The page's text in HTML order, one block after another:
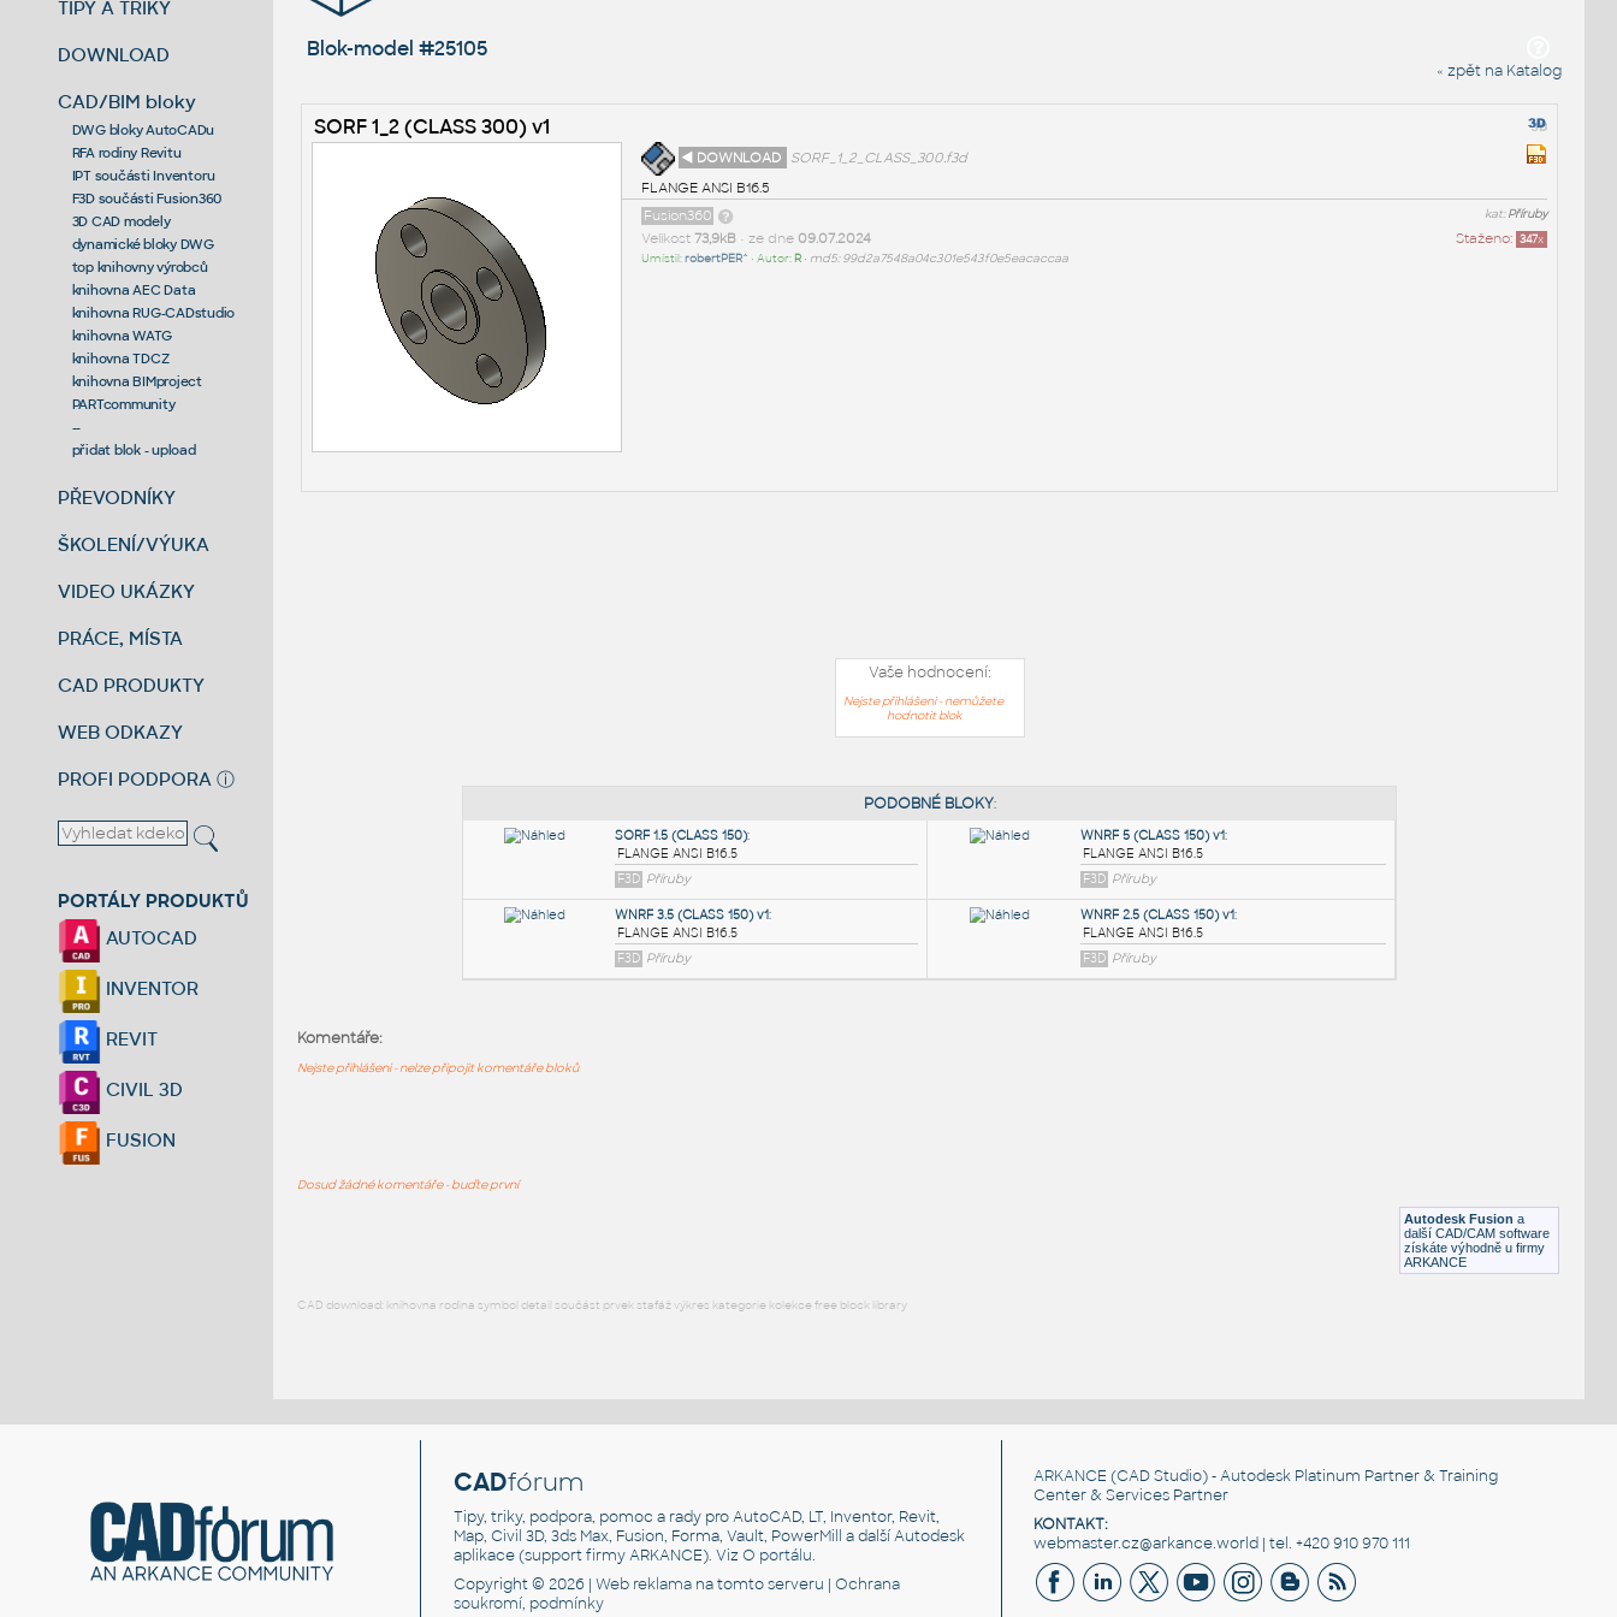
TIPY A TRIKY
DOWNLOAD
CAD/BIM bloky
DWG bloky AutoCADu
RFA rodiny Revitu
IPT součásti Inventoru
F3D součásti Fusion360
3D CAD modely
dynamické bloky DWG
top knihovny výrobců
knihovna AEC Data
knihovna RUG-CADstudio
knihovna WATG
knihovna TDCZ
knihovna BIMproject
PARTcommunity
--
přidat blok - upload
PŘEVODNÍKY
ŠKOLENÍ/VÝUKA
VIDEO UKÁZKY
PRÁCE, MÍSTA
CAD PRODUKTY
WEB ODKAZY
PROFI PODPORA ⓘ
PORTÁLY PRODUKTŮ
AUTOCAD
INVENTOR
REVIT
CIVIL 3D
FUSION
Blok-model #25105
« zpět na Katalog
SORF 1_2 (CLASS 300) v1
◄ DOWNLOAD
SORF_1_2_CLASS_300.f3d
FLANGE ANSI B16.5
kat:Příruby
Fusion360
Staženo: 347x
Velikost 73,9kB• ze dne 09.07.2024
Umístil:robertPER^ • Autor: R• md5: 99d2a7548a04c301e543f0e5eacaccaa
Vaše hodnocení:
Nejste přihlášeni - nemůžete
hodnotit blok
Autodesk Fusion a
další CAD/CAM software
získáte výhodně u firmy
ARKANCE
Komentáře:
Nejste přihlášeni - nelze připojit komentáře bloků
Dosud žádné komentáře - buďte první
CAD download: knihovna rodina symbol detail součást prvek stafáž výkres kategorie kolekce free block library
CADfórum
Tipy, triky, podpora, pomoc a rady pro AutoCAD, LT, Inventor, Revit,
Map, Civil 3D, 3ds Max, Fusion, Forma, Vault, PowerMill a další Autodesk
aplikace (support firmy ARKANCE). VizO portálu.
Copyright © 2026 |Web reklama na tomto serveru |Ochrana
soukromí, podmínky
ARKANCE (CAD Studio) - Autodesk Platinum Partner & Training
Center & Services Partner
KONTAKT:
webmaster.cz@arkance.world | tel. +420 910 970 111